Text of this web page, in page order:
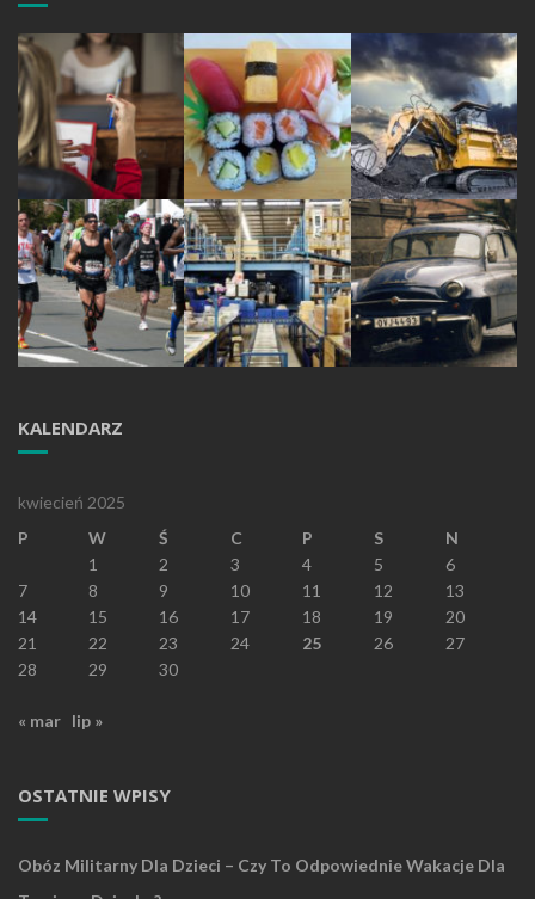
KALENDARZ
kwiecień 2025
P
W Ś C P S
N
1
2 3 4 5
6
7
8 9 10 11 12
13
14
15 16 17 18 19
20
21
22 23 24 25 26
27
28
29 30
« mar lip »
OSTATNIE WPISY
Obóz Militarny Dla Dzieci – Czy To Odpowiednie Wakacje Dla